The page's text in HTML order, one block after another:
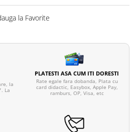
la Favorite
la
La
PLATESTI ASA CUM ITI DORESTI
Rate egale fara dobanda, Plata cu
card didactic, Easybox, Apple Pay,
ramburs, OP, Visa, etc